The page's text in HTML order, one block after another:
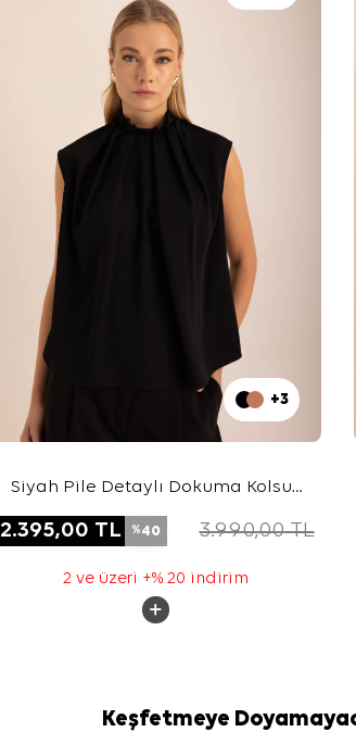
+3
Siyah Pile Detaylı Dokuma Kolsuz
2.395,00 TL %40 3.990,00TL
2 ve üzeri +% 20 indirim
Keşfetmeye